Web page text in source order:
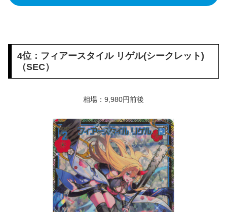
4位：フィアースタイル リゲル(シークレット)
（SEC）
相場：9,980円前後